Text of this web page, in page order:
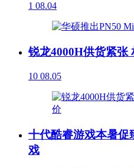
1 08.04
锐龙4000H供货紧张
10 08.05
十代酷睿游戏本暑促
戏